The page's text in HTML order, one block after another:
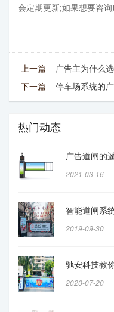
会定期更新;如果想要咨
上一篇 广告主为什么
下一篇 停车场系统的广
热门动态
2021-03-16
智能道闸系
2019-09-30
驰安科技教
2020-07-20